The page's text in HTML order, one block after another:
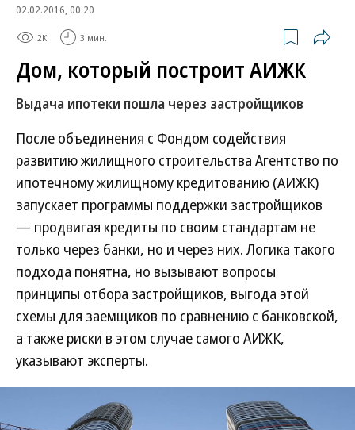
02.02.2016, 00:20
2K 3 мин.
Дом, который построит АИЖК
Выдача ипотеки пошла через застройщиков
После объединения с Фондом содействия
развитию жилищного строительства Агентство по
ипотечному жилищному кредитованию (АИЖК)
запускает программы поддержки застройщиков
— продвигая кредиты по своим стандартам не
только через банки, но и через них. Логика такого
подхода понятна, но вызывают вопросы
принципы отбора застройщиков, выгода этой
схемы для заемщиков по сравнению с банковской,
а также риски в этом случае самого АИЖК,
указывают эксперты.